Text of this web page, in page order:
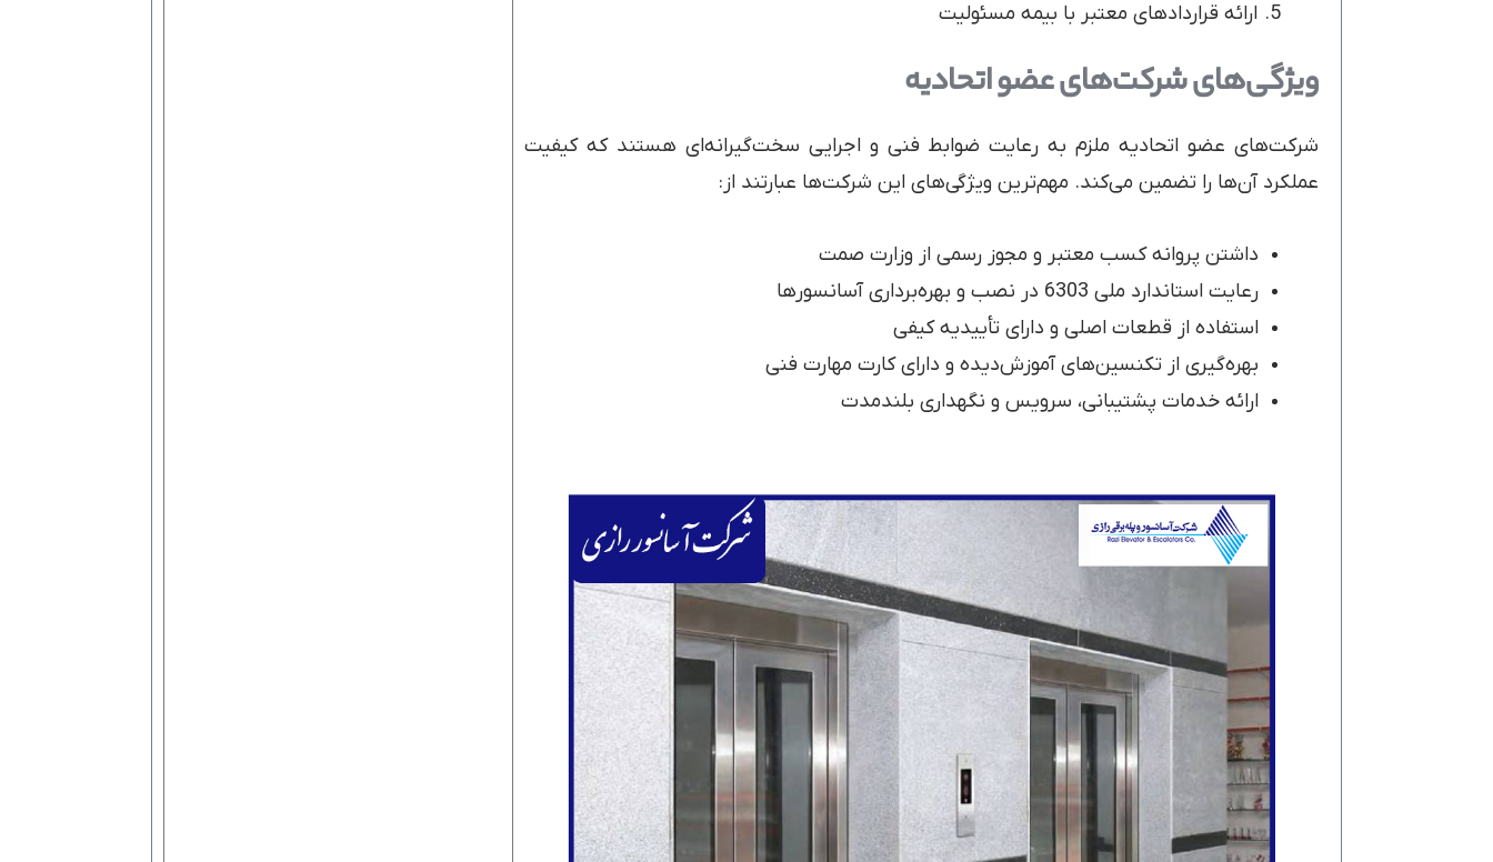
ارائه قراردادهای معتبر با بیمه مسئولیت
ویژگی‌های شرکت‌های عضو اتحادیه
شرکت‌های عضو اتحادیه ملزم به رعایت ضوابط فنی و اجرایی سخت‌گیرانه‌ای هستند که کیفیت
عملکرد آن‌ها را تضمین می‌کند. مهم‌ترین ویژگی‌های این شرکت‌ها عبارتند از:
داشتن پروانه کسب معتبر و مجوز رسمی از وزارت صمت
رعایت استاندارد ملی 6303 در نصب و بهره‌برداری آسانسورها
استفاده از قطعات اصلی و دارای تأییدیه کیفی
بهره‌گیری از تکنسین‌های آموزش‌دیده و دارای کارت مهارت فنی
ارائه خدمات پشتیبانی، سرویس و نگهداری بلندمدت